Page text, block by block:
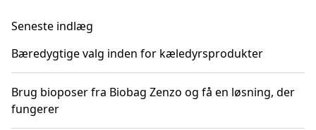
Seneste indlæg
Bæredygtige valg inden for kæledyrsprodukter
Brug bioposer fra Biobag Zenzo og få en løsning, der
fungerer